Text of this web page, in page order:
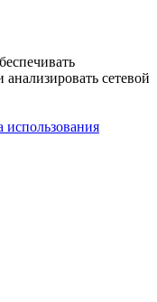
сетевой
использования